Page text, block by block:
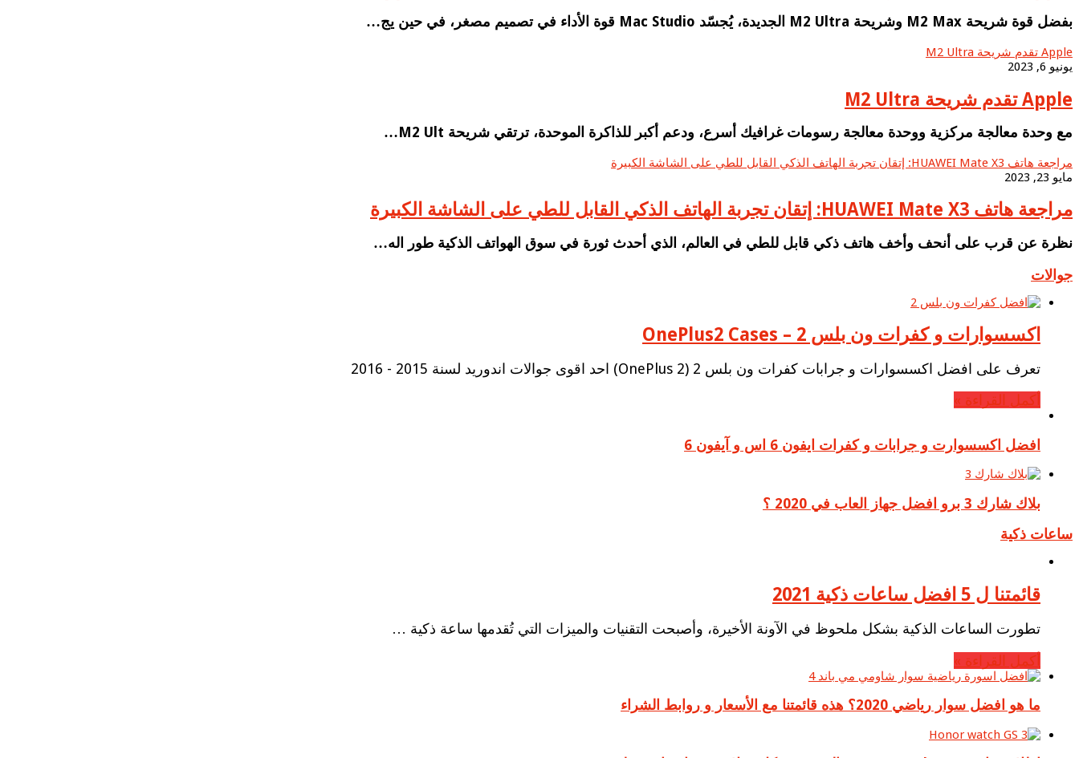
بفضل قوة شريحة M2 Max وشريحة M2 Ultra الجديدة، يُجسّد Mac Studio قوة الأداء في تصميم مصغر، في حين يج…
Apple تقدم شريحة M2 Ultra
يونيو 6, 2023
Apple تقدم شريحة M2 Ultra
مع وحدة معالجة مركزية ووحدة معالجة رسومات غرافيك أسرع، ودعم أكبر للذاكرة الموحدة، ترتقي شريحة M2 Ult…
مراجعة هاتف HUAWEI Mate X3: إتقان تجربة الهاتف الذكي القابل للطي على الشاشة الكبيرة
مايو 23, 2023
مراجعة هاتف HUAWEI Mate X3: إتقان تجربة الهاتف الذكي القابل للطي على الشاشة الكبيرة
نظرة عن قرب على أنحف وأخف هاتف ذكي قابل للطي في العالم، الذي أحدث ثورة في سوق الهواتف الذكية طور اله…
جوالات
اكسسوارات و كفرات ون بلس 2 – OnePlus2 Cases
تعرف على افضل اكسسوارات و جرابات كفرات ون بلس 2 (OnePlus 2) احد اقوى جوالات اندوريد لسنة 2015 - 2016
أكمل القراءة »
افضل اكسسوارت و جرابات و كفرات ايفون 6 اس و آيفون 6
بلاك شارك 3 برو افضل جهاز العاب في 2020 ؟
ساعات ذكية
قائمتنا ل 5 افضل ساعات ذكية 2021
تطورت الساعات الذكية بشكل ملحوظ في الآونة الأخيرة، وأصبحت التقنيات والميزات التي تُقدمها ساعة ذكية …
أكمل القراءة »
ما هو افضل سوار رياضي 2020؟ هذه قائمتنا مع الأسعار و روابط الشراء